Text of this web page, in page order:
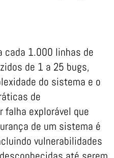
cada 1.000 linhas de
de 1 a 25 bugs,
do sistema e o
de
falha explorável que
de um sistema é
vulnerabilidades